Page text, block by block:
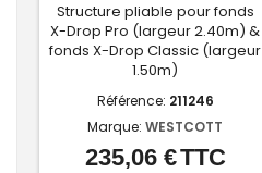
Structure pliable pour fonds
X-Drop Pro (largeur 2.40m) &
fonds X-Drop Classic (largeur
1.50m)
Référence: 211246
Marque: WESTCOTT
Prix
235,06 €TTC